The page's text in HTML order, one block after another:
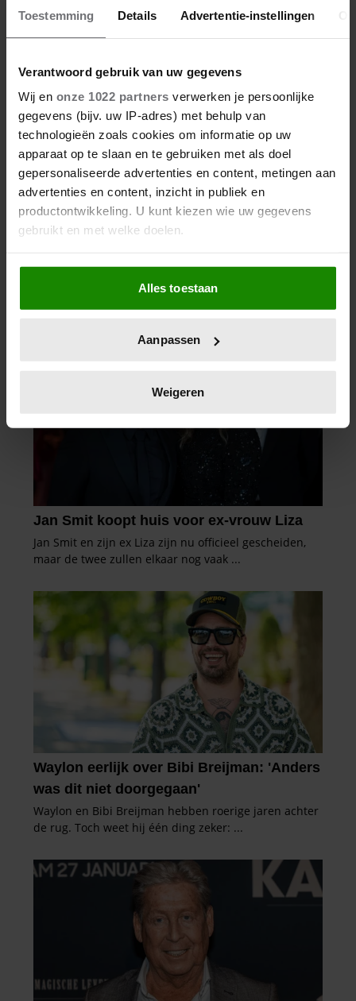
Toestemming Details Advertentie-instellingen
Verantwoord gebruik van uw gegevens
Wij en onze 1022 partners verwerken je persoonlijke
gegevens (bijv. uw IP-adres) met behulp van
technologieën zoals cookies om informatie op uw
apparaat op te slaan en te gebruiken met als doel
gepersonaliseerde advertenties en content, metingen aan
advertenties en content, inzicht in publiek en
productontwikkeling. U kunt kiezen wie uw gegevens
gebruikt en met welke doelen.
Als u het toestaat, willen we ook graag:
Informatie verzamelen over uw geografische
locatie, die tot een paar meter nauwkeurig kan zijn
scannen op specifieke eigenschappen (fingerprinting)
verwerkt en stel uw voorkeuren in het
intrekken in de Cookieverklaring.
We gebruiken cookies om content en advertenties te
personaliseren, om functies voor social media te bieden
en om ons websiteverkeer te analyseren. Ook delen we
informatie over uw gebruik van onze site met onze
partners voor social media, adverteren en analyse. Deze
partners kunnen deze gegevens combineren met andere
verzameld op basis van uw gebruik van hun services. U
gaat akkoord met onze cookies als u onze website blijft
gebruiken.
Alles toestaan
Aanpassen
Weigeren